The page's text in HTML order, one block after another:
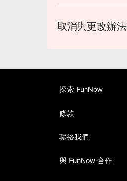
取消與更改辦法
探索 FunNow
條款
聯絡我們
與 FunNow 合作